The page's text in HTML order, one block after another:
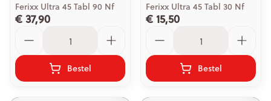
Ferixx Ultra 45 Tabl 90 Nf
€ 37,90
Bestel
Ferixx Ultra 45 Tabl 30 Nf
€ 15,50
Bestel